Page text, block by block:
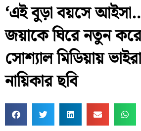
ফুল চাষ ফল চাষ
‘এই বুড়া বয়সে
জয়াকে ঘিরে নতুন করে
সোশ্যাল মিডিয়ায়
নায়িকার ছবি